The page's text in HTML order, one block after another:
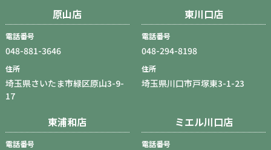
原山店
電話番号
048-881-3646
住所
埼玉県さいたま市緑区原山3-9-
17
東川口店
電話番号
048-294-8198
住所
埼玉県川口市戸塚東3-1-23
東浦和店
電話番号
ミエル川口店
電話番号